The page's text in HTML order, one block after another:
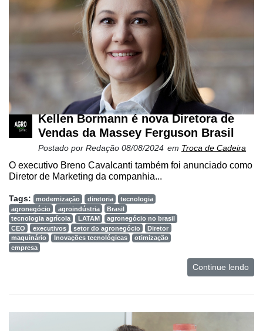
Kellen Bormann é nova Diretora de
Vendas da Massey Ferguson Brasil
Postado por Redação 08/08/2024 em Troca de Cadeira
O executivo Breno Cavalcanti também foi anunciado como
Diretor de Marketing da companhia...
Tags: modernização diretoria
tecnologia
agronegócio
agroindústria
Brasil
tecnologia agrícola
LATAM
agronegócio no brasil
CEO
executivos setor do agronegócio
Diretor
maquinário
Inovações tecnológicas
otimização
empresa
Continue lendo